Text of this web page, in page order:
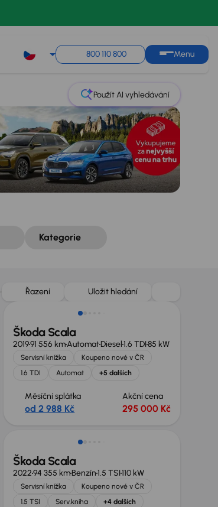
800 110 800 Menu
Použít AI vyhledávání
Kategorie
Řazení Uložit hledání
Škoda Scala
201991 556 kmAutomatDiesel1.6 TDI85 kW
Servisní knížka
Koupeno nové v ČR
1.6 TDI
Automat +5 dalších
Měsíční splátka
od 2 988 Kč
Akční cena
295 000 Kč
Zlevněno o 40 000 Kč
Škoda Scala
202294 355 kmBenzín1.5 TSI110 kW
Servisní knížka
Koupeno nové v ČR
1.5 TSI
Serv.kniha +4 dalších